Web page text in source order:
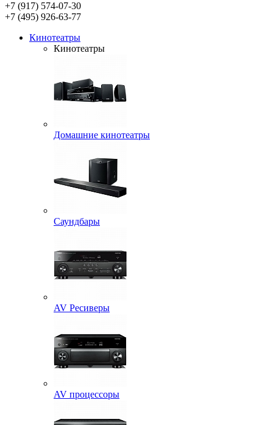
+7 (917) 574-07-30
+7 (495) 926-63-77
Кинотеатры
Кинотеатры
Домашние кинотеатры
Саундбары
AV Ресиверы
AV процессоры